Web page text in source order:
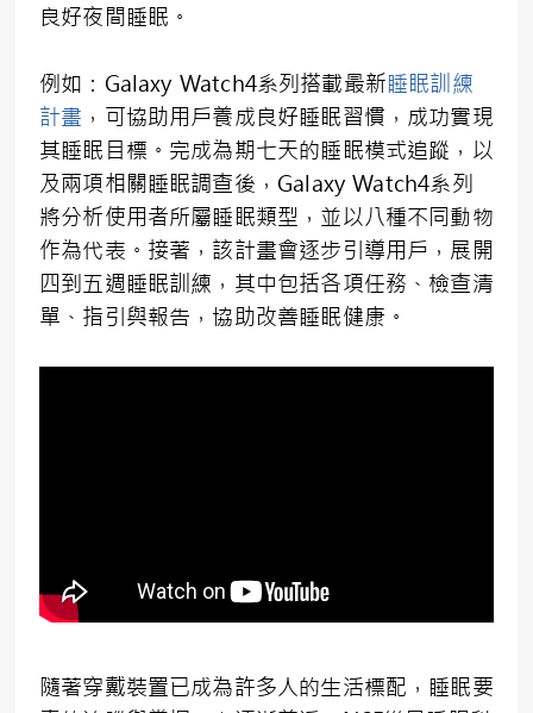
良好夜間睡眠。
例如：Galaxy Watch4系列搭載最新睡眠訓練
計畫 ，可協助用戶養成良好睡眠習慣，成功實現
其睡眠目標。完成為期七天的睡眠模式追蹤，以
及兩項相關睡眠調查後，Galaxy Watch4系列
將分析使用者所屬睡眠類型，並以八種不同動物
作為代表。接著，該計畫會逐步引導用戶，展開
四到五週睡眠訓練，其中包括各項任務、檢查清
單、指引與報告，協助改善睡眠健康。
隨著穿戴裝置已成為許多人的生活標配，睡眠要